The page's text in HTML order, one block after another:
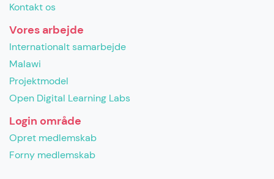
Kontakt os
Vores arbejde
Internationalt samarbejde
Malawi
Projektmodel
Open Digital Learning Labs
Login område
Opret medlemskab
Forny medlemskab